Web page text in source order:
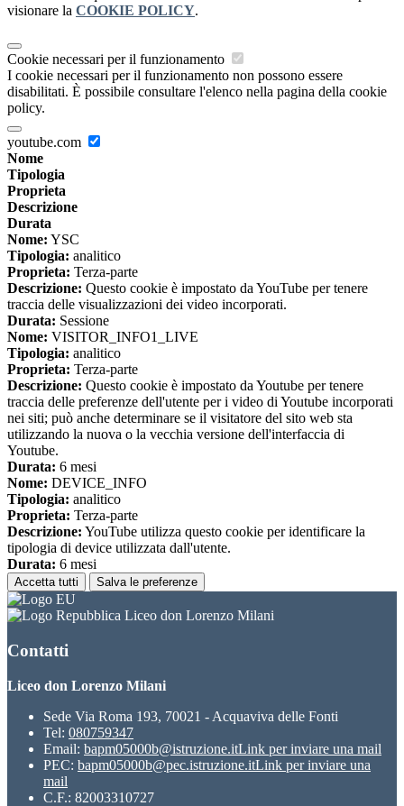
visionare la COOKIE POLICY.
Cookie necessari per il funzionamento
I cookie necessari per il funzionamento non possono essere
disabilitati. È possibile consultare l'elenco nella pagina della cookie
policy.
youtube.com
Nome
Tipologia
Proprieta
Descrizione
Durata
Nome: YSC
Tipologia: analitico
Proprieta: Terza-parte
Descrizione: Questo cookie è impostato da YouTube per tenere
traccia delle visualizzazioni dei video incorporati.
Durata: Sessione
Nome: VISITOR_INFO1_LIVE
Tipologia: analitico
Proprieta: Terza-parte
Descrizione: Questo cookie è impostato da Youtube per tenere
traccia delle preferenze dell'utente per i video di Youtube incorporati
nei siti; può anche determinare se il visitatore del sito web sta
utilizzando la nuova o la vecchia versione dell'interfaccia di
Youtube.
Durata: 6 mesi
Nome: DEVICE_INFO
Tipologia: analitico
Proprieta: Terza-parte
Descrizione: YouTube utilizza questo cookie per identificare la
tipologia di device utilizzata dall'utente.
Durata: 6 mesi
Accetta tutti Salva le preferenze
Liceo don Lorenzo Milani
Contatti
Liceo don Lorenzo Milani
Sede Via Roma 193, 70021 - Acquaviva delle Fonti
Tel: 080759347
Email: bapm05000b@istruzione.itLink per inviare una mail
PEC: bapm05000b@pec.istruzione.itLink per inviare una
mail
C.F.: 82003310727